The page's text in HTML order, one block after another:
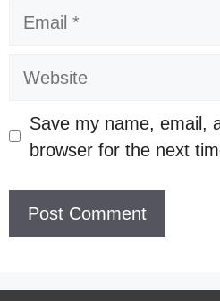
Email
Website
Save my name, email,
browser for the next